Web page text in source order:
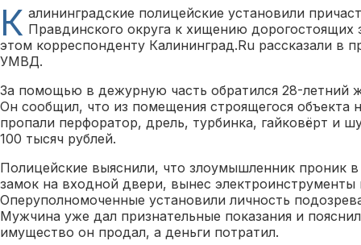
К алининградские полицейские установили
Правдинского округа к хищению дорогостоящих
этом корреспонденту Калининград.Ru рассказали в
УМВД.
За помощью в дежурную часть обратился 28-летний
Он сообщил, что из помещения строящегося объекта
пропали перфоратор, дрель, турбинка, гайковёрт и
100 тысяч рублей.
Полицейские выяснили, что злоумышленник проник
замок на входной двери, вынес электроинструменты
Оперуполномоченные установили личность
Мужчина уже дал признательные показания и
имущество он продал, а деньги потратил.